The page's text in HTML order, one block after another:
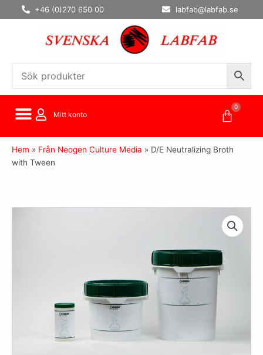
Hoppa
till
+46 (0)270 650 00 labfab@labfab.se
Mitt konto
0
Hem » Från Neogen Culture Media » D/E Neutralizing Broth
with Tween